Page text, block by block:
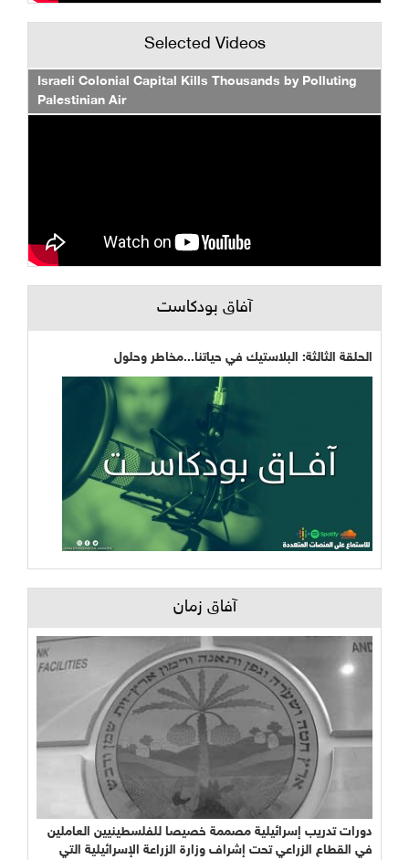
Selected Videos
Israeli Colonial Capital Kills Thousands by Polluting
Palestinian Air
آفاق بودكاست
الحلقة الثالثة: البلاستيك في حياتنا...مخاطر وحلول
آفاق زمان
دورات تدريب إسرائيلية مصممة خصيصا للفلسطينيين العاملين
في القطاع الزراعي تحت إشراف وزارة الزراعة الإسرائيلية التي